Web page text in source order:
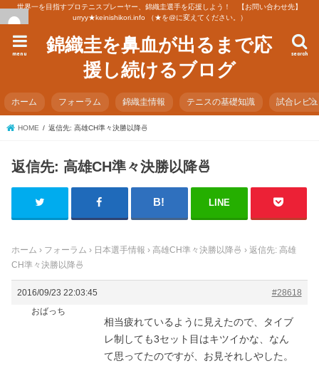
世界一を目指すプロテニスプレーヤー、錦織圭選手を応援しよう！ 【お問い合わせ先】
urryy★keinishikori.info （★を@に変えてください。）
錦織圭を鼻血が出るまで応
援し続けるブログ
search
menu
ホーム フォーラム 錦織圭情報 テニスの基礎知識 試合レビ
HOME 返信先: 高雄CH準々決勝以降🍜
返信先: 高雄CH準々決勝以降🍜
LINE
ホーム › フォーラム › 日本選手情報 › 高雄CH準々決勝以降🍜 › 返信先: 高雄
CH準々決勝以降🍜
2016/09/23 22:03:45
#28618
おばっち
相当疲れているように見えたので、タイブ
レ制しても3セット目はキツイかな、なん
て思ってたのですが、お見それしやした。